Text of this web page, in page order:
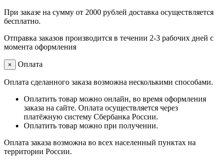
При заказе на сумму от 2000 рублей доставка осуществляется
бесплатно.
Отправка заказов производится в течении 2-3 рабочих дней с
момента оформления
× Оплата
Оплата сделанного заказа возможна несколькими способами.
Оплатить товар можно онлайн, во время оформления
заказа на сайте. Оплата осуществляется через
платёжную систему Сбербанка России.
Оплатить товар можно при получении.
Оплата заказа возможна во всех населенный пунктах на
территории России.